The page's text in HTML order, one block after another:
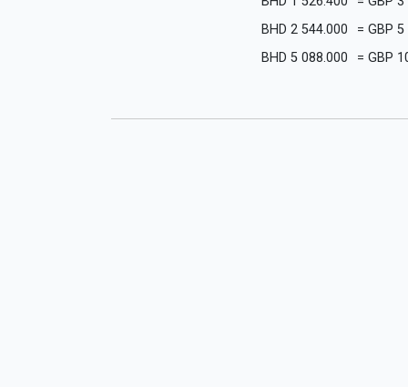
5
GBP
=
2 544.000
BHD
GBP
=
5 088.000
BHD